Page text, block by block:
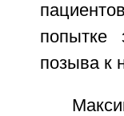
попытке
позыва к